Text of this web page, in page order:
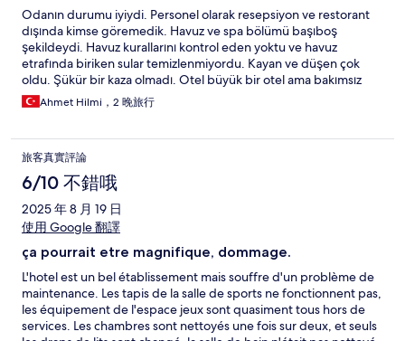
kokuluydu. Yemek kalitesi düşüktü. Alakart restoranda
verdiğimiz sipariş için yaklaşık 1,5 saat bekledik, sonrasında
siparişin iptal edildiği söylendi ancak bize önceden bilgi
verilmedi. Ikinci gün yoğun yağmur nedeniyle oteli su bastı ve
lobide bile su birikti. Ayrıca resepsiyon çevresinde sürekli
tartışmalar yaşanıyordu ve jandarma ekiplerinin geldiğine şahit
Kesinlikle tavsiye etmiyorum
Odanın durumu iyiydi. Personel olarak resepsiyon ve restorant
dışında kimse göremedik. Havuz ve spa bölümü başıboş
şekildeydi. Havuz kurallarını kontrol eden yoktu ve havuz
etrafında biriken sular temizlenmiyordu. Kayan ve düşen çok
oldu. Şükür bir kaza olmadı. Otel büyük bir otel ama bakımsız
bölgeleri var. Ufak tefek bakım ile iyi olabilir. Restoranda yemek
saatleri kuyruk oluyor. Çok fazla çeşit olmamasına rağmen neden
maalesef yenilenmiyor. Geç geldin kaçırdın. Asansörler verimsiz
ve çok bekletiyor. Wifi çok yavaş. Giriş çıkış işlemleri hızlıydi. Park
sorunu yok. Bir termal otele göre lobby biraz soğuk. Gerçi artik
bu tip oteller fazla sıcak olmuyor. Termal otel sıcak oteldir. Odalar
da merkezi sistem sıcaklığı arttıramıyoruz. Genel olarak ne iyi ne
kötü diyebilirim. Bir daha gelmeyi düşünmen.
Ahmet Hilmi，2 晚旅行
旅客真實評論
6/10 不錯哦
2025 年 8 月 19 日
使用 Google 翻譯
ça pourrait etre magnifique, dommage.
L'hotel est un bel établissement mais souffre d'un problème de
maintenance. Les tapis de la salle de sports ne fonctionnent pas,
les équipement de l'espace jeux sont quasiment tous hors de
services. Les chambres sont nettoyés une fois sur deux, et seuls